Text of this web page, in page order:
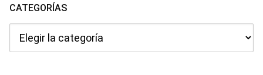
CATEGORÍAS